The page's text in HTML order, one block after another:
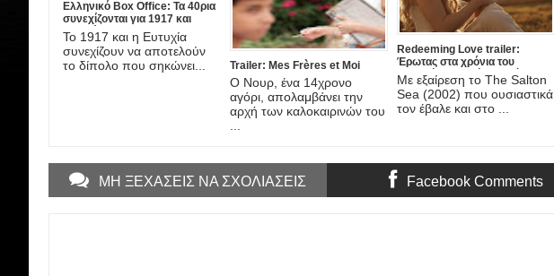
Ελληνικό Box Office: Τα 40ρια
συνεχίζονται για 1917 και
Ευτυχία
Το 1917 και η Ευτυχία
συνεχίζουν να αποτελούν
το δίπολο που σηκώνει...
Trailer: Mes Frères et Moi
Ο Νουρ, ένα 14χρονο
αγόρι, απολαμβάνει την
αρχή των καλοκαιρινών του
...
Redeeming Love trailer:
Έρωτας στα χρόνια του
Χρυσού Πυρετού, στη νέα
ταινία του DJ Caruso
Με εξαίρεση το The Salton
Sea (2002) που ουσιαστικά
τον έβαλε και στο ...
ΜΗ ΞΕΧΑΣΕΙΣ ΝΑ ΣΧΟΛΙΑΣΕΙΣ Facebook Comments